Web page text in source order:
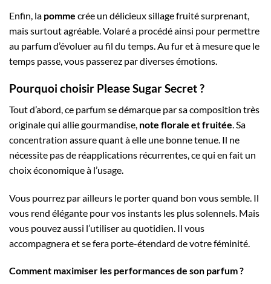
Enfin, la pomme crée un délicieux sillage fruité surprenant,
mais surtout agréable. Volaré a procédé ainsi pour permettre
au parfum d’évoluer au fil du temps. Au fur et à mesure que le
temps passe, vous passerez par diverses émotions.
Pourquoi choisir Please Sugar Secret ?
Tout d’abord, ce parfum se démarque par sa composition très
originale qui allie gourmandise, note florale et fruitée . Sa
concentration assure quant à elle une bonne tenue. Il ne
nécessite pas de réapplications récurrentes, ce qui en fait un
choix économique à l’usage.
Vous pourrez par ailleurs le porter quand bon vous semble. Il
vous rend élégante pour vos instants les plus solennels. Mais
vous pouvez aussi l’utiliser au quotidien. Il vous
accompagnera et se fera porte-étendard de votre féminité.
Comment maximiser les performances de son parfum ?